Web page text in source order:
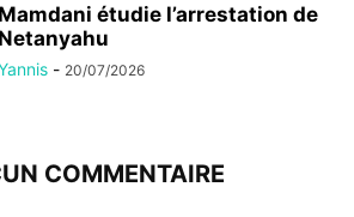
Mamdani étudie l’arrestation de
Netanyahu
- 20/07/2026
COMMENTAIRE